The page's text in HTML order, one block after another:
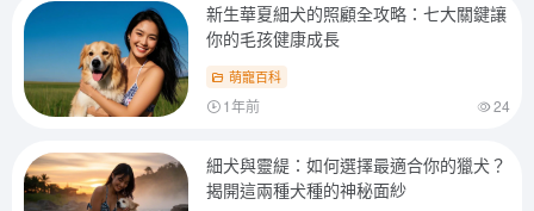
新生華夏細犬的照顧全攻略：七大關鍵讓
你的毛孩健康成長
萌寵百科
1年前 24
細犬與靈緹：如何選擇最適合你的獵犬？
揭開這兩種犬種的神秘面紗